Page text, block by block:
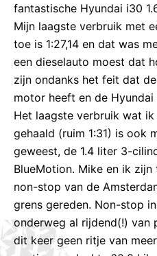
fantastische Hyundai i30
Mijn laagste verbruik met
toe is 1:27,14 en dat was
een dieselauto moest dat
zijn ondanks het feit dat
motor heeft en de
Het laagste verbruik wat
gehaald (ruim 1:31) is ook
geweest, de 1.4 liter 3-
BlueMotion. Mike en ik
non-stop van de
grens gereden. Non-stop
onderweg al rijdend(!) van
dit keer geen ritje van